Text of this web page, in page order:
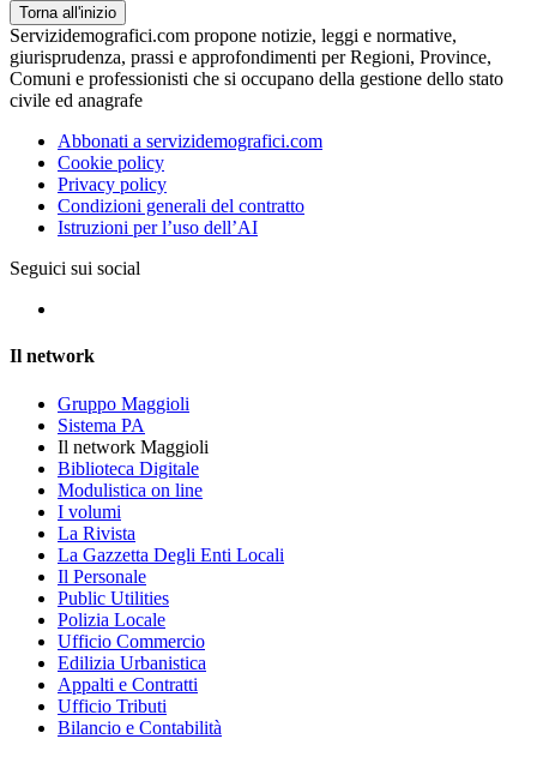
Torna all'inizio
Servizidemografici.com propone notizie, leggi e normative,
giurisprudenza, prassi e approfondimenti per Regioni, Province,
Comuni e professionisti che si occupano della gestione dello stato
civile ed anagrafe
Abbonati a servizidemografici.com
Cookie policy
Privacy policy
Condizioni generali del contratto
Istruzioni per l’uso dell’AI
Seguici sui social
Il network
Gruppo Maggioli
Sistema PA
Il network Maggioli
Biblioteca Digitale
Modulistica on line
I volumi
La Rivista
La Gazzetta Degli Enti Locali
Il Personale
Public Utilities
Polizia Locale
Ufficio Commercio
Edilizia Urbanistica
Appalti e Contratti
Ufficio Tributi
Bilancio e Contabilità